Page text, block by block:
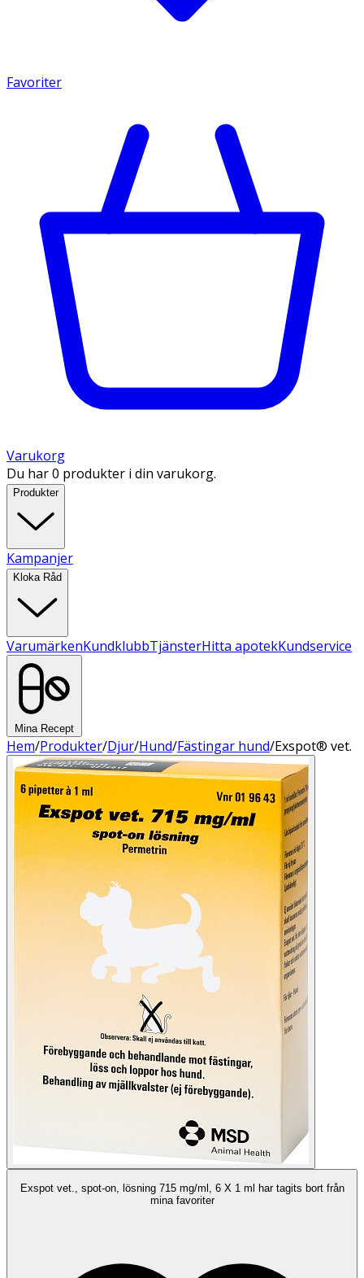
Favoriter
Varukorg
Du har 0 produkter i din varukorg.
Produkter
Kampanjer
Kloka Råd
VarumärkenKundklubbTjänsterHitta apotekKundservice
Mina Recept
Hem/Produkter/Djur/Hund/Fästingar hund/Exspot® vet.
Exspot vet., spot-on, lösning 715 mg/ml, 6 X 1 ml har tagits bort från
mina favoriter